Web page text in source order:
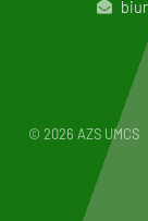
© 2026 AZS UMCS